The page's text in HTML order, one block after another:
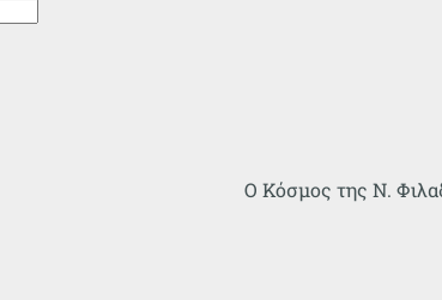
Ο Κόσμος της Ν.